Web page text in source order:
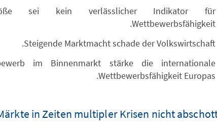
sei kein verlässlicher Indikator für
Wettbewerbsfähigkeit.
Steigende Marktmacht schade der Volkswirtschaft.
im Binnenmarkt stärke die internationale
Wettbewerbsfähigkeit Europas.
in Zeiten multipler Krisen nicht